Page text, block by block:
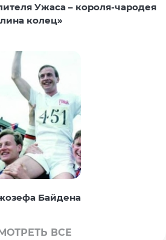
Ужаса – короля-чародея
колец»
Байдена
ВСЕ